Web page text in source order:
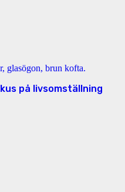
på livsomställning